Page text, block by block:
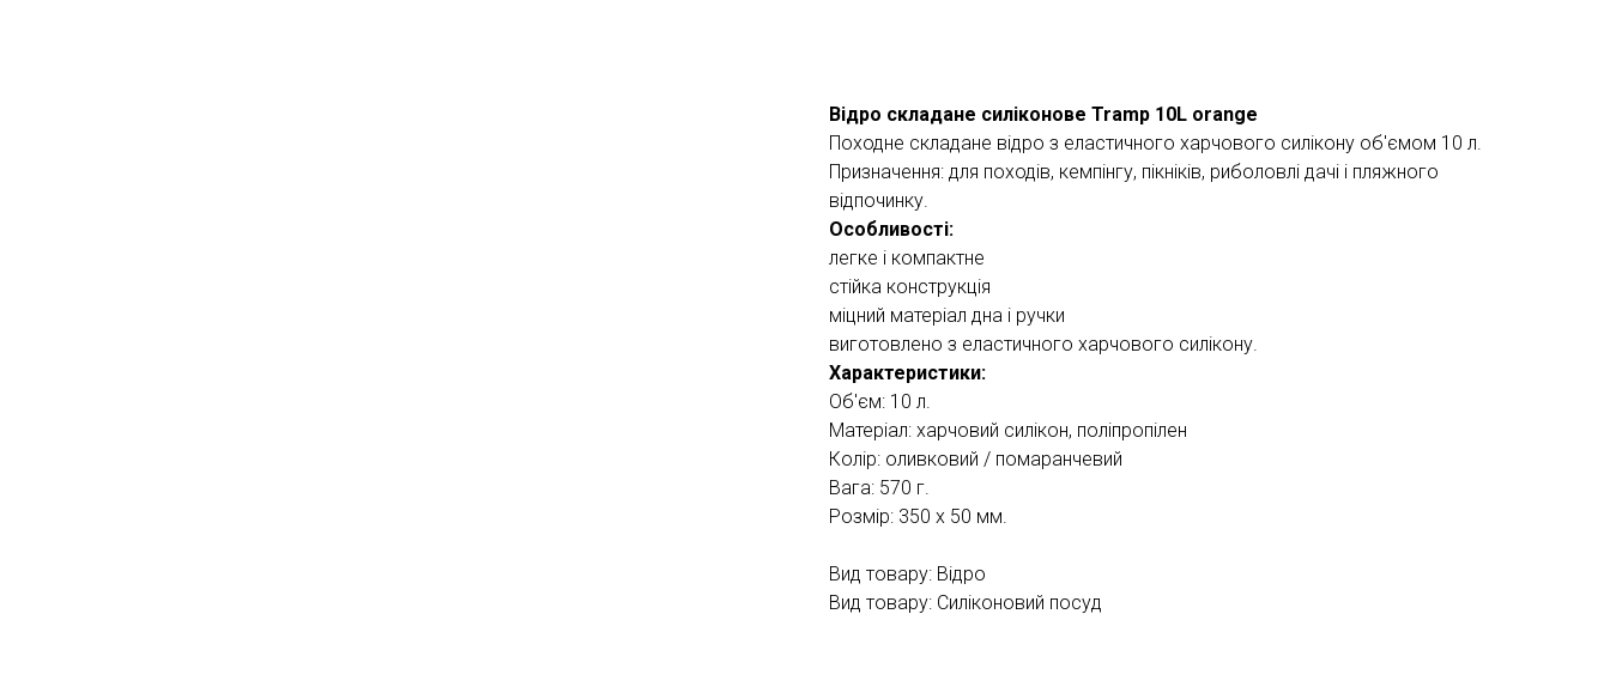
Відро складане силіконове Tramp 10L orange
Походне складане відро з еластичного харчового силікону об'ємом 10 л.
Призначення: для походів, кемпінгу, пікніків, риболовлі дачі і пляжного
відпочинку.
Особливості:
легке і компактне
стійка конструкція
міцний матеріал дна і ручки
виготовлено з еластичного харчового силікону.
Характеристики:
Об'єм: 10 л.
Матеріал: харчовий силікон, поліпропілен
Колір: оливковий / помаранчевий
Вага: 570 г.
Розмір: 350 х 50 мм.
Вид товару: Відро
Вид товару: Силіконовий посуд